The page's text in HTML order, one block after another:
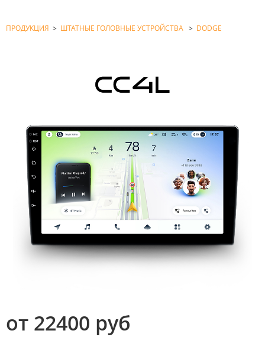
ПРОДУКЦИЯ > ШТАТНЫЕ ГОЛОВНЫЕ УСТРОЙСТВА > DODGE
от 22400 руб